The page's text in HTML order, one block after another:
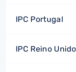
IPC Portugal
IPC Reino Unido